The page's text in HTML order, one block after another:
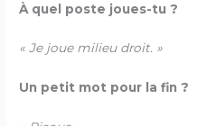
À quel poste joues-tu ?
« Je joue milieu droit. »
Un petit mot pour la fin ?